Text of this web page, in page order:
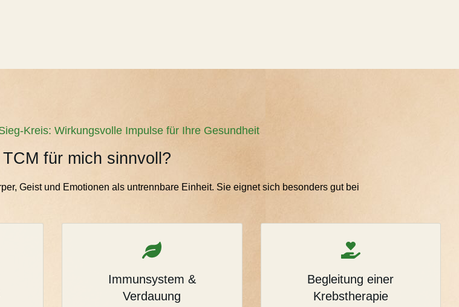
Kreis: Wirkungsvolle Impulse für Ihre Gesundheit
für mich sinnvoll?
Geist und Emotionen als untrennbare Einheit. Sie eignet sich besonders gut bei
Immunsystem &
Verdauung
Begleitung einer
Krebstherapie